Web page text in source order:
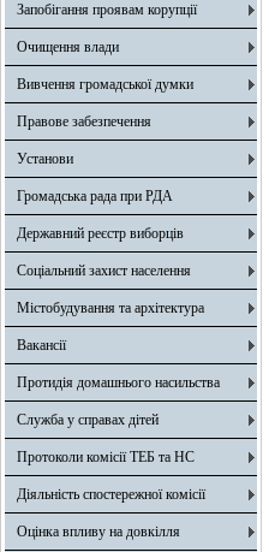
Запобігання проявам корупції
Очищення влади
Вивчення громадської думки
Правове забезпечення
Установи
Громадська рада при РДА
Державний реєстр виборців
Соціальний захист населення
Містобудування та архітектура
Вакансії
Протидія домашнього насильства
Служба у справах дітей
Протоколи комісії ТЕБ та НС
Діяльність спостережної комісії
Оцінка впливу на довкілля